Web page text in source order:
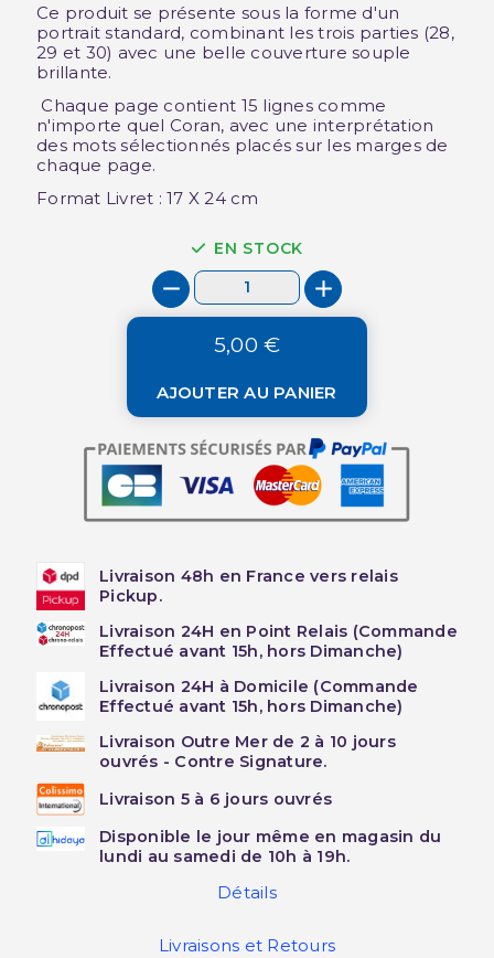
Ce produit se présente sous la forme d'un
portrait standard, combinant les trois parties (28,
29 et 30) avec une belle couverture souple
brillante.
Chaque page contient 15 lignes comme
n'importe quel Coran, avec une interprétation
des mots sélectionnés placés sur les marges de
chaque page.
Format Livret : 17 X 24 cm
EN STOCK
5,00 €
AJOUTER AU PANIER
Livraison 48h en France vers relais
Pickup.
Livraison 24H en Point Relais (Commande
Effectué avant 15h, hors Dimanche)
Livraison 24H à Domicile (Commande
Effectué avant 15h, hors Dimanche)
Livraison Outre Mer de 2 à 10 jours
ouvrés - Contre Signature.
Livraison 5 à 6 jours ouvrés
Disponible le jour même en magasin du
lundi au samedi de 10h à 19h.
Détails
Livraisons et Retours